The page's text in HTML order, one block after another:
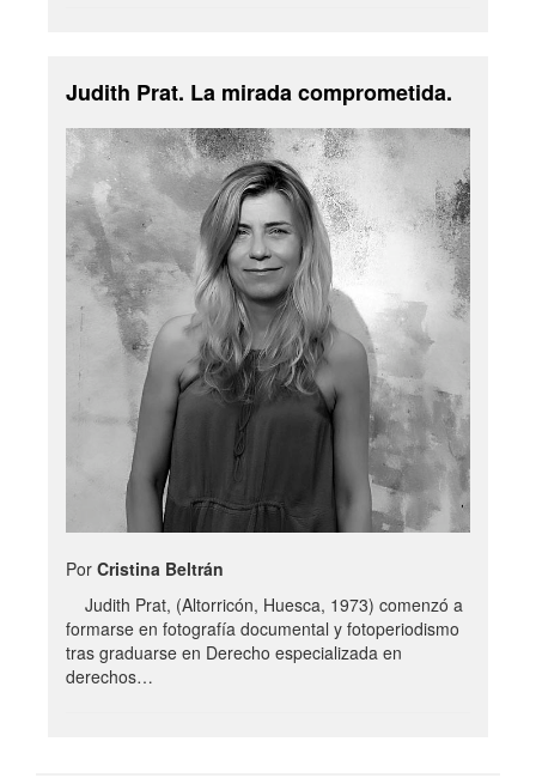
Judith Prat. La mirada comprometida.
Por Cristina Beltrán
Judith Prat, (Altorricón, Huesca, 1973) comenzó a
formarse en fotografía documental y fotoperiodismo
tras graduarse en Derecho especializada en
derechos…